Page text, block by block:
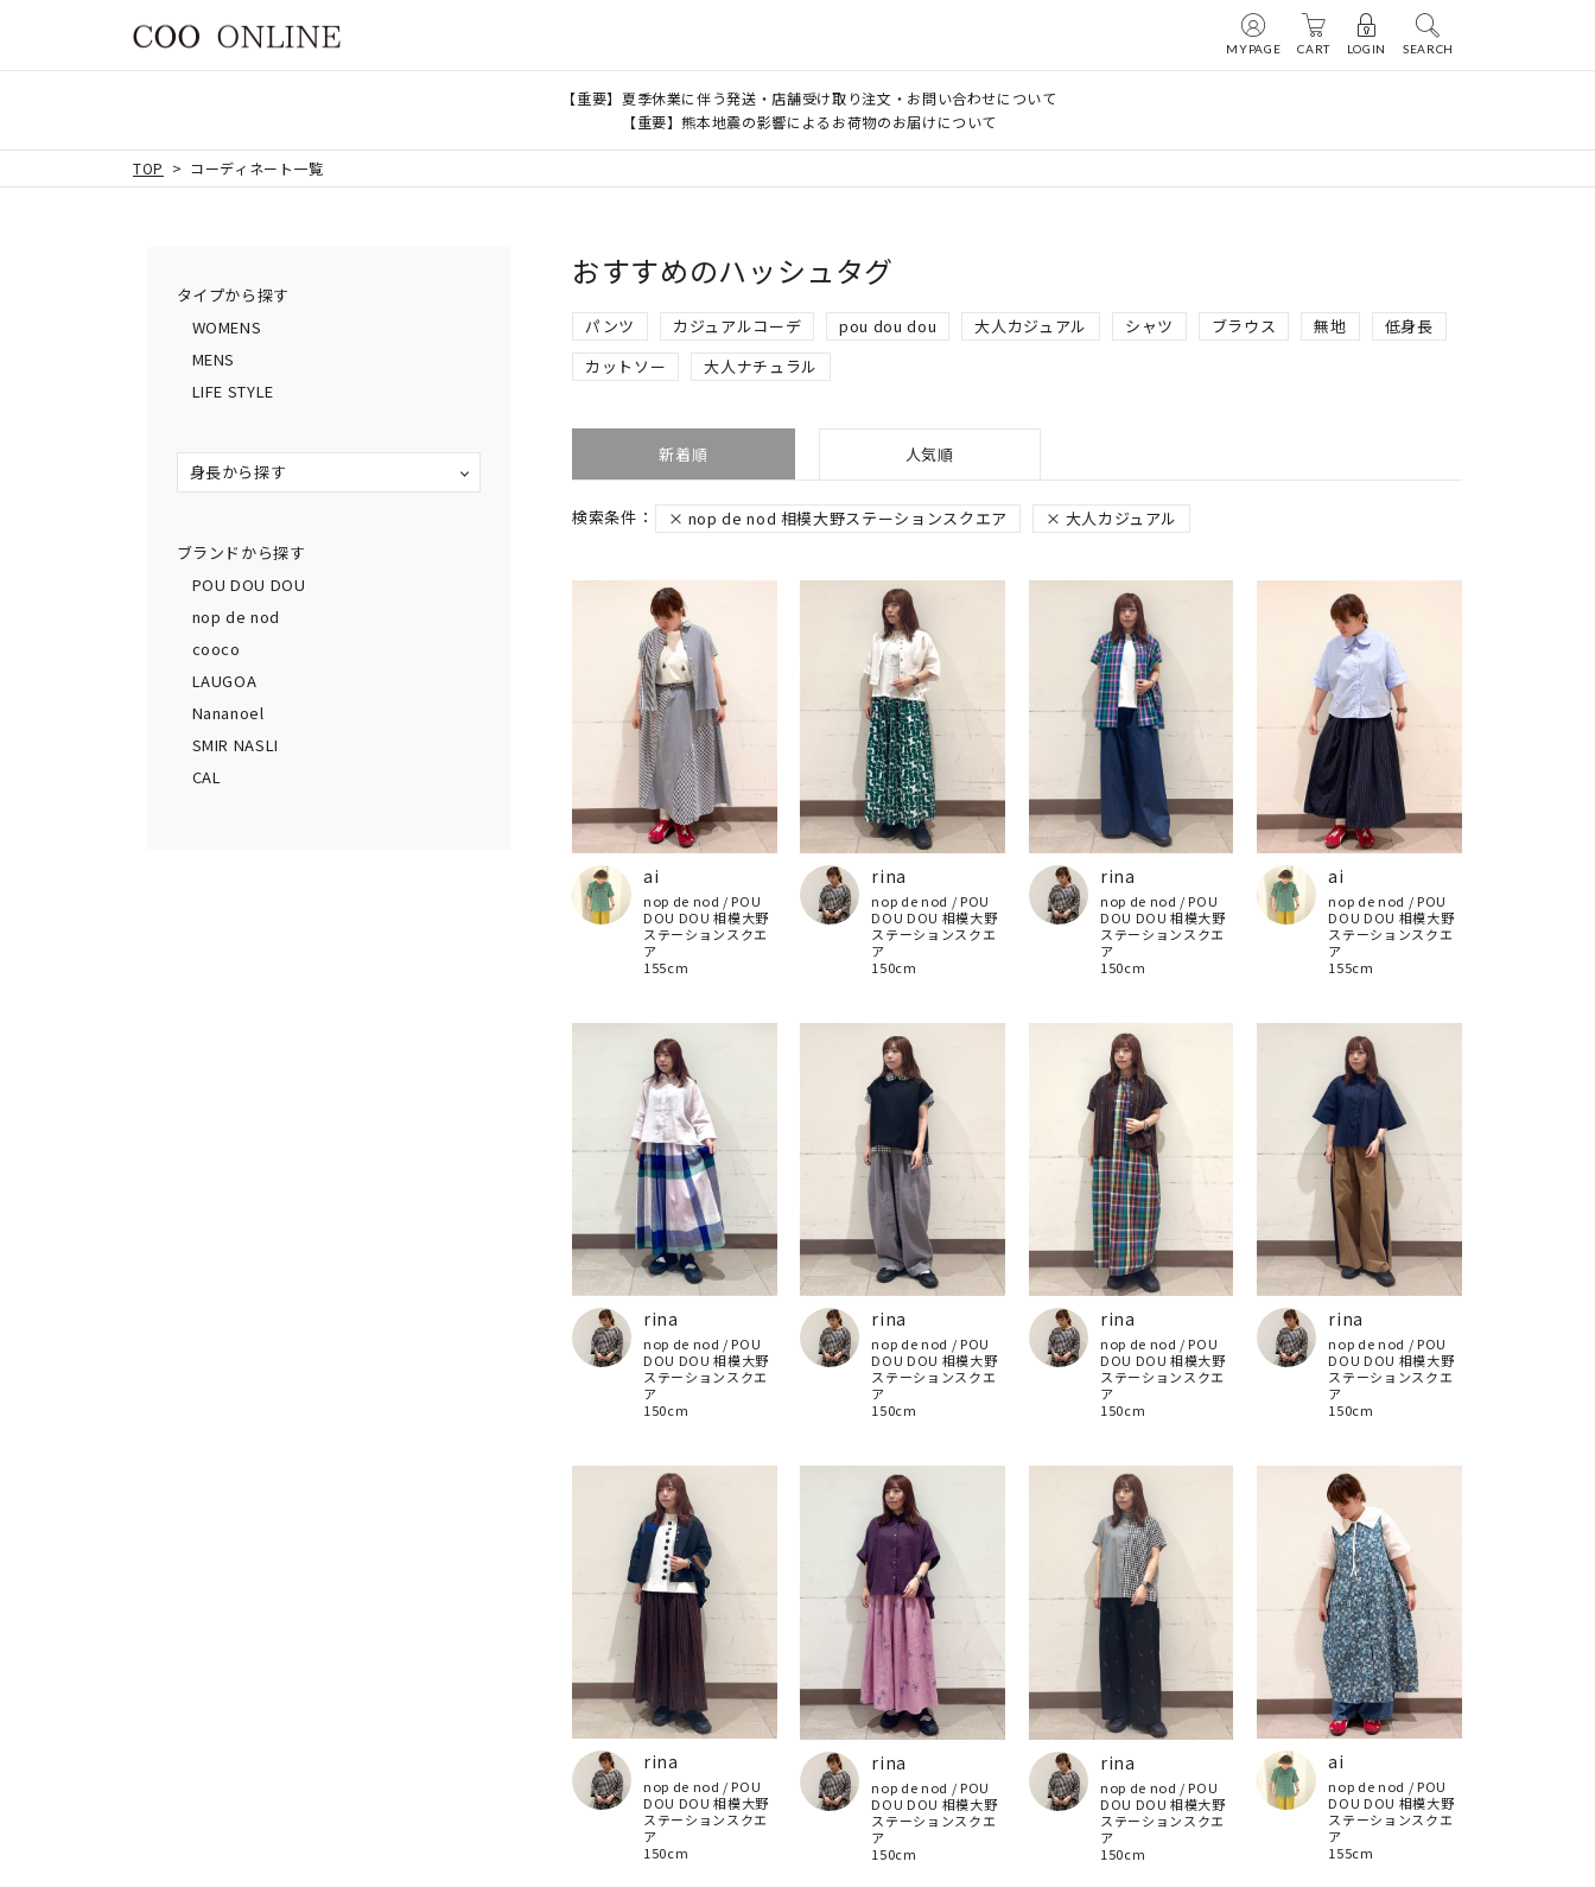
MYPAGE CART LOGIN SEARCH
【重要】夏季休業に伴う発送・店舗受け取り注文・お問い合わせについて
【重要】熊本地震の影響によるお荷物のお届けについて
TOP コーディネート一覧
タイプから探す
WOMENS
MENS
LIFE STYLE
身長から探す
ブランドから探す
POU DOU DOU
nop de nod
cooco
LAUGOA
Nananoel
SMIR NASLI
CAL
おすすめのハッシュタグ
パンツ カジュアルコーデ pou dou dou 大人カジュアル シャツ ブラウス 無地
低身長
カットソー
大人ナチュラル
新着順 人気順
nop de nod 相模大野ステーションスクエア 大人カジュアル
ai
nop de nod / POU
DOU DOU 相模大野
ステーションスクエ
ア
155cm
rina
nop de nod / POU
DOU DOU 相模大野
ステーションスクエ
ア
150cm
rina
nop de nod / POU
DOU DOU 相模大野
ステーションスクエ
ア
150cm
ai
nop de nod / POU
DOU DOU 相模大野
ステーションスクエ
ア
155cm
rina
nop de nod / POU
DOU DOU 相模大野
ステーションスクエ
ア
150cm
rina
nop de nod / POU
DOU DOU 相模大野
ステーションスクエ
ア
150cm
rina
nop de nod / POU
DOU DOU 相模大野
ステーションスクエ
ア
150cm
rina
nop de nod / POU
DOU DOU 相模大野
ステーションスクエ
ア
150cm
rina
nop de nod / POU
DOU DOU 相模大野
ステーションスクエ
ア
150cm
rina
nop de nod / POU
DOU DOU 相模大野
ステーションスクエ
ア
150cm
rina
nop de nod / POU
DOU DOU 相模大野
ステーションスクエ
ア
150cm
ai
nop de nod / POU
DOU DOU 相模大野
ステーションスクエ
ア
155cm